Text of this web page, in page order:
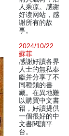
人乘凉。感谢
好读网站，感
谢所有的故
事。
2024/10/22
蘇菲
感謝好讀各界
人士的無私奉
獻并分享了不
同種類的書
藏。在異地難
以購買中文書
籍，好讀提供
一個很好的中
文書閱讀平
台。